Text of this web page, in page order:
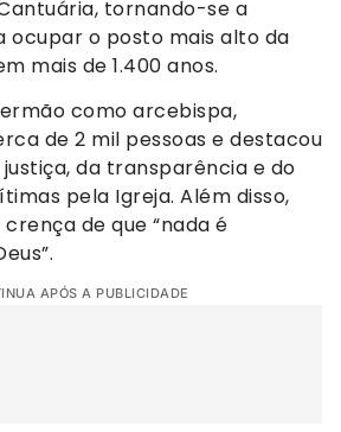
tornando-se a
ocupar o posto mais alto da
mais de 1.400 anos.
como arcebispa,
de 2 mil pessoas e destacou
da transparência e do
pela Igreja. Além disso,
de que “nada é
APÓS A PUBLICIDADE